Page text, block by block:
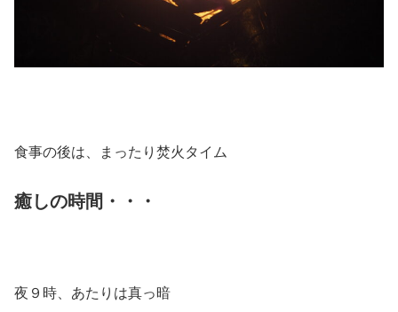
食事の後は、まったり焚火タイム
癒しの時間・・・
夜９時、あたりは真っ暗